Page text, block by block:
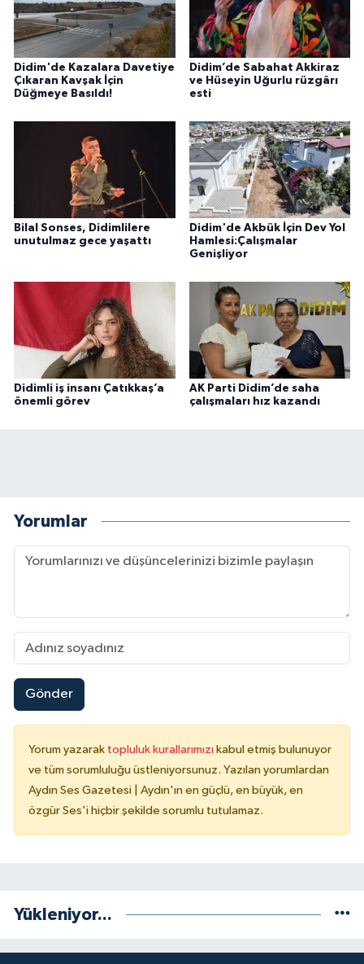
Didim'de Kazalara Davetiye
Çıkaran Kavşak İçin
Düğmeye Basıldı!
Didim’de Sabahat Akkiraz
ve Hüseyin Uğurlu rüzgârı
esti
Bilal Sonses, Didimlilere
unutulmaz gece yaşattı
Didim'de Akbük İçin Dev Yol
Hamlesi:Çalışmalar
Genişliyor
Didimli iş insanı Çatıkkaş’a
önemli görev
AK Parti Didim’de saha
çalışmaları hız kazandı
Yorumlar
Gönder
Yorum yazarak topluluk kurallarımızı kabul etmiş bulunuyor
ve tüm sorumluluğu üstleniyorsunuz. Yazılan yorumlardan
Aydın Ses Gazetesi | Aydın'ın en güçlü, en büyük, en
özgür Ses'i hiçbir şekilde sorumlu tutulamaz.
Yükleniyor...